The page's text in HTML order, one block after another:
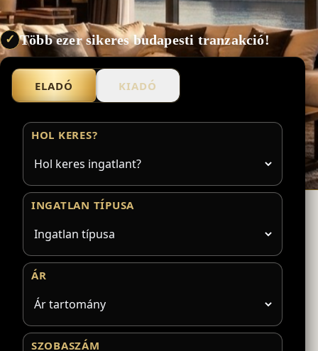
✓ Több ezer sikeres budapesti tranzakció!
ELADÓ KIADÓ
HOL KERES?
INGATLAN TÍPUSA
ÁR
SZOBASZÁM